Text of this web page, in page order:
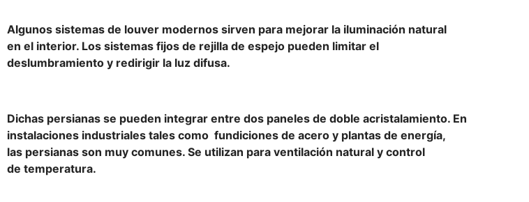
Algunos sistemas de louver modernos sirven para mejorar la iluminación natural
en el interior. Los sistemas fijos de rejilla de espejo pueden limitar el
deslumbramiento y redirigir la luz difusa.
Dichas persianas se pueden integrar entre dos paneles de doble acristalamiento. En
instalaciones industriales tales como fundiciones de acero y plantas de energía,
las persianas son muy comunes. Se utilizan para ventilación natural y control
de temperatura.